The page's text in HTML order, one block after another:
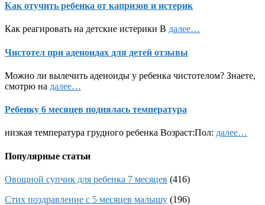
Как отучить ребенка от капризов и истерик
Как реагировать на детские истерики В далее…
Чистотел при аденоидах для детей отзывы
Можно ли вылечить аденоиды у ребенка чистотелом? Знаете,
смотрю на далее…
Ребенку 6 месяцев поднялась температура
низкая температура грудного ребенка Возраст:Пол: далее…
Популярные статьи
Овощной супчик для ребенка 7 месяцев (416)
Стих поздравление с 5 месяцев малышу (196)